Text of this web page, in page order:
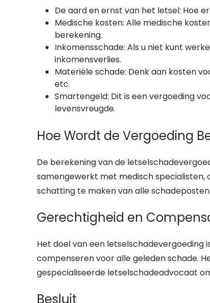
De aard en ernst van het letsel: Hoe
Medische kosten: Alle medische
berekening.
Inkomensschade: Als u niet kunt
inkomensverlies.
Materiële schade: Denk aan kosten
etc.
Smartengeld: Dit is een vergoeding
levensvreugde.
Hoe Wordt de Vergoeding
De berekening van de
samengewerkt met medisch specialisten,
schatting te maken van alle schadeposten.
Gerechtigheid en
Het doel van een letselschadevergoeding
compenseren voor alle geleden schade.
gespecialiseerde letselschadeadvocaat
Besluit